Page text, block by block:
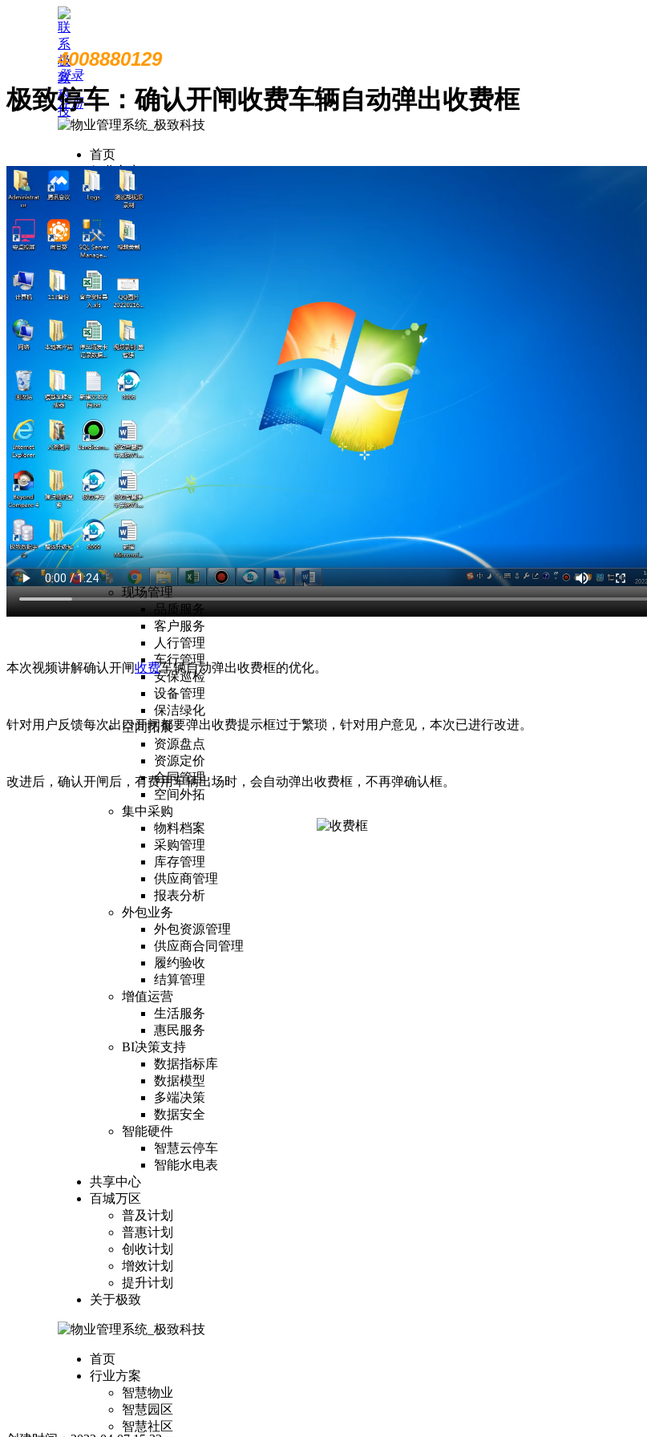
4008880129
登录
注册
首页
行业方案
智慧物业
智慧园区
智慧社区
未来社区
数字决策
产品方案
物业收费
业财税银一体化
租赁经营
招商管理
租赁管理
入驻管理
报表分析
人力共享
招聘管理
绩效管理
薪酬管理
报表分析
现场管理
品质服务
客户服务
人行管理
车行管理
安保巡检
设备管理
保洁绿化
空间拓展
资源盘点
资源定价
合同管理
空间外拓
集中采购
物料档案
采购管理
库存管理
供应商管理
报表分析
外包业务
外包资源管理
供应商合同管理
履约验收
结算管理
增值运营
生活服务
惠民服务
BI决策支持
数据指标库
数据模型
多端决策
数据安全
智能硬件
智慧云停车
智能水电表
共享中心
百城万区
普及计划
普惠计划
创收计划
增效计划
提升计划
关于极致
首页
行业方案
智慧物业
智慧园区
智慧社区
极致停车：确认开闸收费车辆自动弹出收费框
本次视频讲解确认开闸收费车辆自动弹出收费框的优化。
针对用户反馈每次出口开闸都要弹出收费提示框过于繁琐，针对用户意见，本次已进行改进。
改进后，确认开闸后，有费用车辆出场时，会自动弹出收费框，不再弹确认框。